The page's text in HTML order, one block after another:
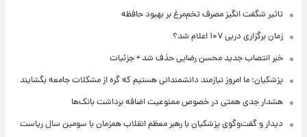
تاثیر شگفت انگیز مصرف تخم‌مرغ بر بهبود حافظه
زمان برگزاری دربی ۱۰۷ اعلام شد؟
خبر انتصاب جدید محسن رضایی حذف شد + جزئیات
پزشکیان: ما امروز نیازمند دانشمندانی هستیم که گره از مشکلات جامعه بگشایند
هشدار جدی همتی در خصوص ممنوعیت اضافه ‌برداشت بانک‌ها
دیدار و گفت‌وگوی پزشکیان با رهبر معظم انقلاب همزمان با سومین سال ریاست